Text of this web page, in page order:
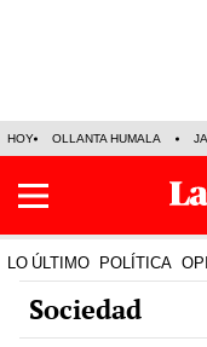
HOY OLLANTA HUMALA
LO ÚLTIMO POLÍTICA
Sociedad